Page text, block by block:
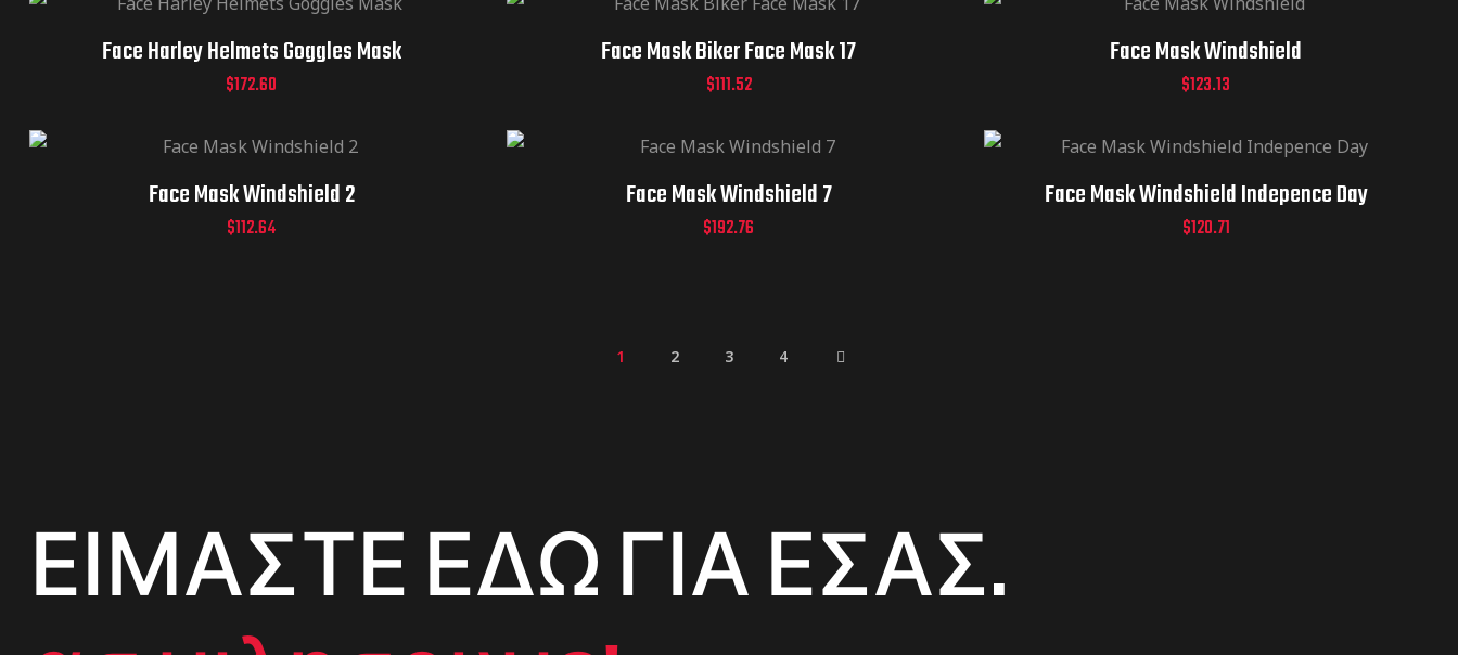
Face Harley Helmets Goggles Mask
$172.60
Face Mask Biker Face Mask 17
$111.52
Face Mask Windshield
$123.13
Face Mask Windshield 2
$112.64
Face Mask Windshield 7
$192.76
Face Mask Windshield Indepence Day
$120.71
1 2 3 4
ΕΙΜΑΣΤΕ ΕΔΩ ΓΙΑ ΕΣΑΣ.